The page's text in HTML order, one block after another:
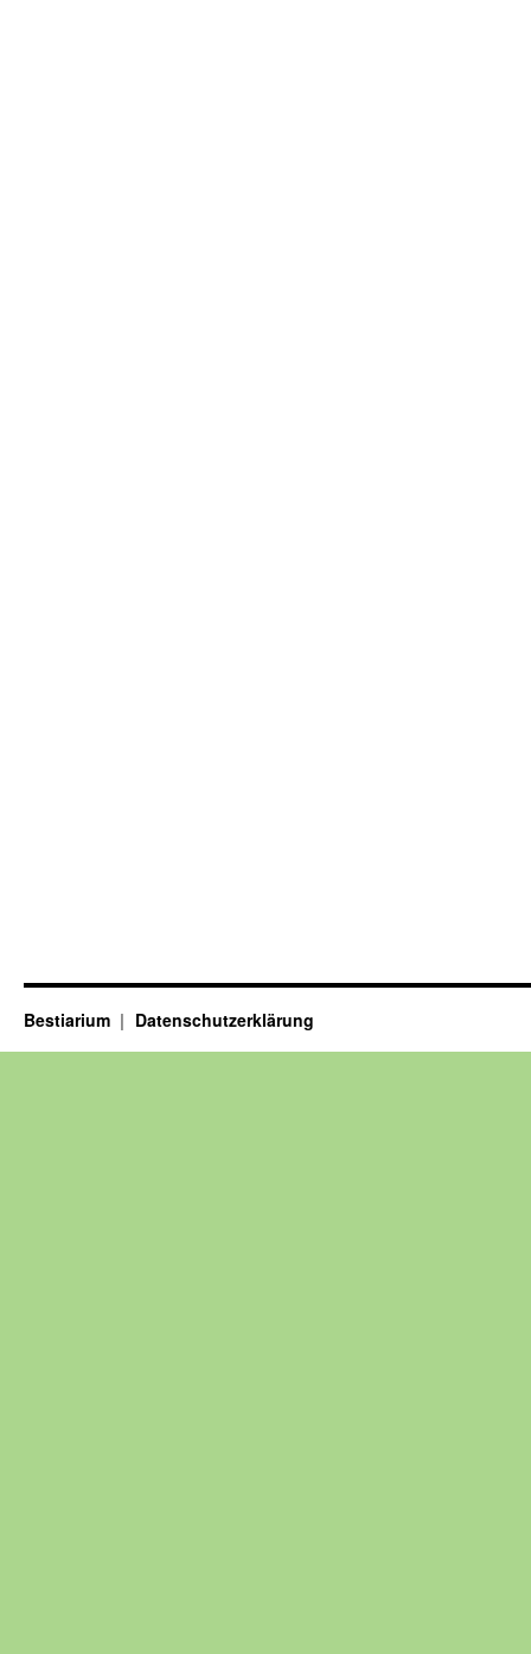
Bestiarium Datenschutzerklärung